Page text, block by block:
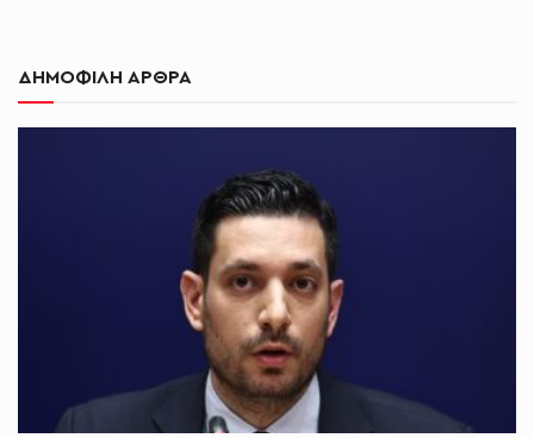
ΔΗΜΟΦΙΛΗ ΑΡΘΡΑ